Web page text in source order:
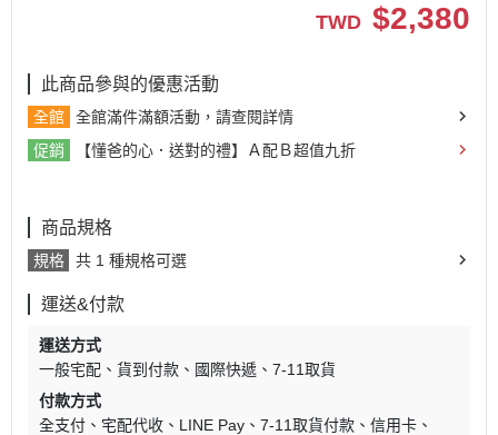
TWD $2,380
此商品參與的優惠活動
全館
全館滿件滿額活動，請查閱詳情
促銷
【懂爸的心．送對的禮】Ａ配Ｂ超值九折
商品規格
規格 共 1 種規格可選
運送&付款
運送方式
一般宅配
貨到付款 國際快遞
7-11取貨
付款方式
全支付
宅配代收 LINE Pay 7-11取貨付款
信用卡